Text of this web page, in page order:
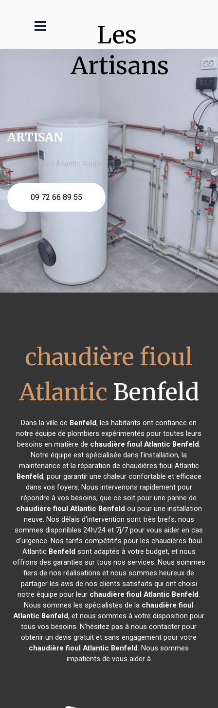
Les
Artisans
ARTISAN
chaudière fioul Atlantic Benfeld
09 72 66 89 55
chaudière fioul
Atlantic Benfeld
Dans la ville de Benfeld, les habitants ont confiance en
notre équipe de plombiers expérimentés pour toutes leurs
besoins en matière de chaudière fioul Atlantic Benfeld.
Notre équipe est spécialisée dans l'installation, la
maintenance et la réparation de chaudières fioul Atlantic
Benfeld, pour garantir une chaleur confortable et efficace
dans vos foyers. Nous intervenons rapidement pour
répondre à vos besoins, que ce soit pour une panne de
chaudière fioul Atlantic Benfeld ou pour une installation
neuve. Nos délais d'intervention sont très brefs, nous
sommes disponibles 24h/24 et 7j/7 pour vous aider en cas
d'urgence. Nos tarifs compétitifs pour les chaudières fioul
Atlantic Benfeld sont adaptés à votre budget, et nous
offrons des garanties sur tous nos services. Nous sommes
fiers de nos réalisations et nous sommes heureux de
partager les avis de nos clients satisfaits qui ont choisi
notre équipe pour leur chaudière fioul Atlantic Benfeld.
Nous sommes les spécialistes de la chaudière fioul
Atlantic Benfeld, et nous sommes à votre disposition pour
tous vos besoins. N'hésitez pas à nous contacter pour
obtenir un devis gratuit et sans engagement pour votre
chaudière fioul Atlantic Benfeld. Nous sommes
impatients de vous aider à